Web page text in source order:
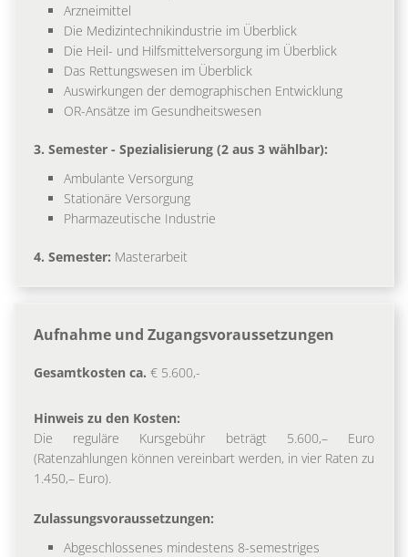
Arzneimittel
Die Medizintechnikindustrie im Überblick
Die Heil- und Hilfsmittelversorgung im Überblick
Das Rettungswesen im Überblick
Auswirkungen der demographischen Entwicklung
OR-Ansätze im Gesundheitswesen
3. Semester - Spezialisierung (2 aus 3 wählbar):
Ambulante Versorgung
Stationäre Versorgung
Pharmazeutische Industrie
4. Semester: Masterarbeit
Aufnahme und Zugangsvoraussetzungen
Gesamtkosten ca. € 5.600,-
Hinweis zu den Kosten:
Die reguläre Kursgebühr beträgt 5.600,– Euro
(Ratenzahlungen können vereinbart werden, in vier Raten zu
1.450,– Euro).
Zulassungsvoraussetzungen:
Abgeschlossenes mindestens 8-semestriges